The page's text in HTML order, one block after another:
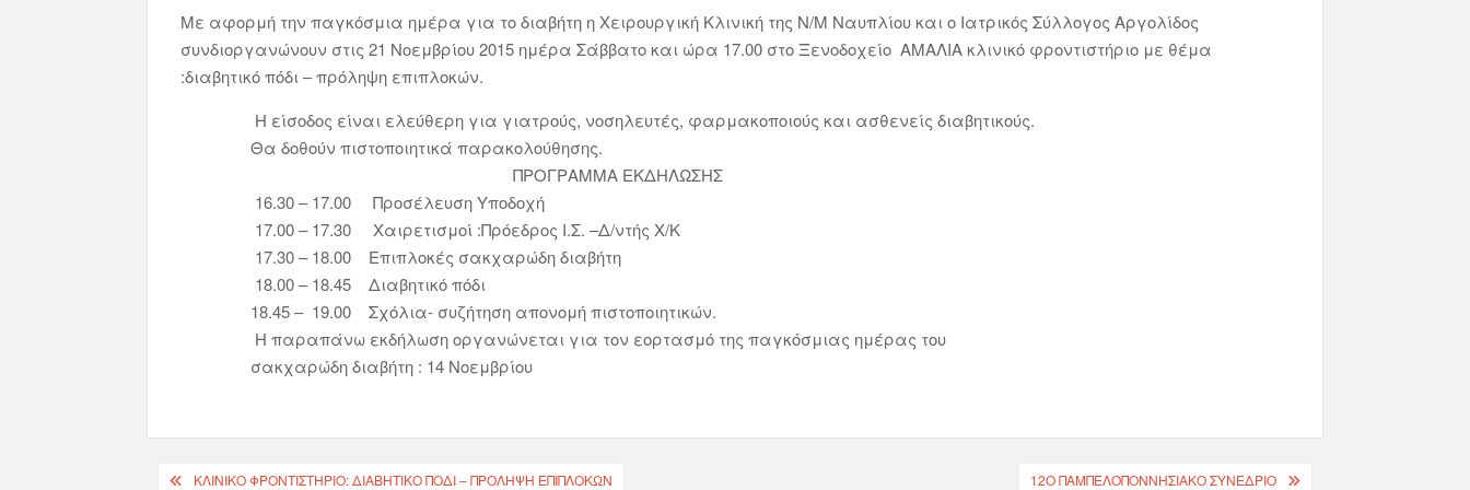
Με αφορμή την παγκόσμια ημέρα για το διαβήτη η Χειρουργική Κλινική της Ν/Μ Ναυπλίου και ο Ιατρικός Σύλλογος Αργολίδος
συνδιοργανώνουν στις 21 Νοεμβρίου 2015 ημέρα Σάββατο και ώρα 17.00 στο Ξενοδοχείο ΑΜΑΛΙΑ κλινικό φροντιστήριο με θέμα
:διαβητικό πόδι – πρόληψη επιπλοκών.
Η είσοδος είναι ελεύθερη για γιατρούς, νοσηλευτές, φαρμακοποιούς και ασθενείς διαβητικούς.
Θα δοθούν πιστοποιητικά παρακολούθησης.
ΠΡΟΓΡΑΜΜΑ ΕΚΔΗΛΩΣΗΣ
16.30 – 17.00 Προσέλευση Υποδοχή
17.00 – 17.30 Χαιρετισμοί :Πρόεδρος Ι.Σ. –Δ/ντής Χ/Κ
17.30 – 18.00 Επιπλοκές σακχαρώδη διαβήτη
18.00 – 18.45 Διαβητικό πόδι
18.45 – 19.00 Σχόλια- συζήτηση απονομή πιστοποιητικών.
Η παραπάνω εκδήλωση οργανώνεται για τον εορτασμό της παγκόσμιας ημέρας του
σακχαρώδη διαβήτη : 14 Νοεμβρίου
ΚΛΙΝΙΚΌ ΦΡΟΝΤΙΣΤΉΡΙΟ: ΔΙΑΒΗΤΙΚΌ ΠΌΔΙ – ΠΡΌΛΗΨΗ ΕΠΙΠΛΟΚΏΝ 12Ο ΠΑΜΠΕΛΟΠΟΝΝΗΣΙΑΚΟ ΣΥΝΕΔΡΙΟ